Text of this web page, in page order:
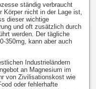
ständig verbraucht
Körper nicht in der Lage ist,
dieser wichtige
und oft zusätzlich durch
werden. Der tägliche
350mg, kann aber auch
Industrieländern
an Magnesium im
von Zivilisationskost wie
oder fehlerhafte